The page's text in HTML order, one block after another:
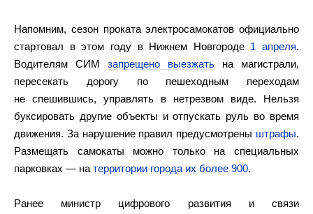
Напомним, сезон проката электросамокатов официально
стартовал в этом году в Нижнем Новгороде 1 апреля.
Водителям СИМ запрещено выезжать на магистрали,
пересекать дорогу по пешеходным переходам
не спешившись, управлять в нетрезвом виде. Нельзя
буксировать другие объекты и отпускать руль во время
движения. За нарушение правил предусмотрены штрафы.
Размещать самокаты можно только на специальных
парковках — на территории города их более 900.
Ранее министр цифрового развития и связи